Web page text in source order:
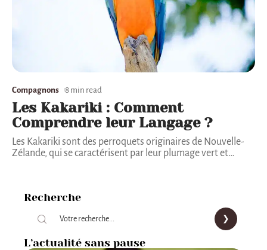
Compagnons 8 min read
Les Kakariki : Comment
Comprendre leur Langage ?
Les Kakariki sont des perroquets originaires de Nouvelle-
Zélande, qui se caractérisent par leur plumage vert et…
Recherche
L’actualité sans pause